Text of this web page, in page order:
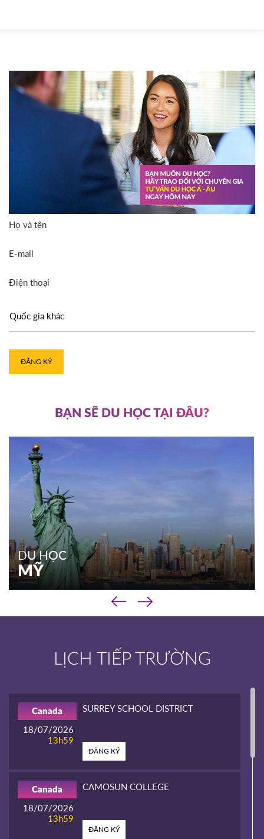
Họ và tên
E-mail
Điện thoại
ĐĂNG KÝ
BẠN SẼ DU HỌC TẠI ĐÂU?
Chương trình cao đẳng
Kinh nghiệm du học
XEM THÊM
DU HỌC
MỸ
‹
›
LỊCH TIẾP TRƯỜNG
18/07/2026
13h59
Canada SURREY SCHOOL DISTRICT
ĐĂNG KÝ
18/07/2026
13h59
Canada CAMOSUN COLLEGE
ĐĂNG KÝ